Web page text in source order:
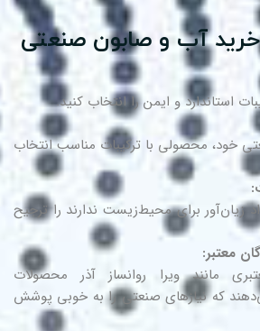
آب و صابون صنعتی
و ایمن را انتخاب کنید.
خود، محصولی با ترکیبات مناسب انتخاب
برای محیط‌زیست ندارند را ترجیح
مانند ویرا روانساز آذر محصولات
که نیازهای صنعتی را به خوبی پوشش